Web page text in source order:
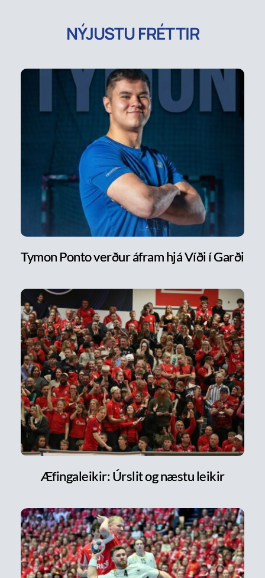
NÝJUSTU FRÉTTIR
Tymon Ponto verður áfram hjá Víði í Garði
Æfingaleikir: Úrslit og næstu leikir